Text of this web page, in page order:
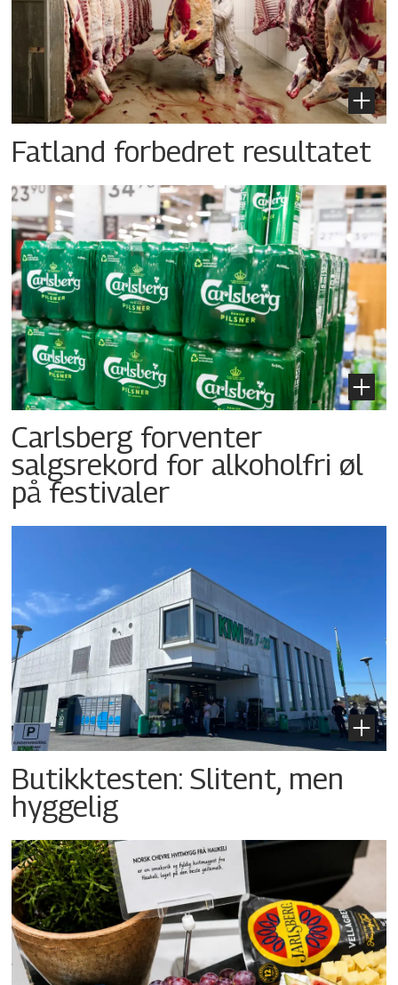
Fatland forbedret resultatet
Carlsberg forventer
salgsrekord for alkoholfri øl
på festivaler
Butikktesten: Slitent, men
hyggelig